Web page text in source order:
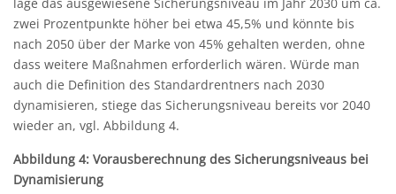
zwei Prozentpunkte höher bei etwa 45,5% und könnte bis
nach 2050 über der Marke von 45% gehalten werden, ohne
dass weitere Maßnahmen erforderlich wären. Würde man
auch die Definition des Standardrentners nach 2030
dynamisieren, stiege das Sicherungsniveau bereits vor 2040
wieder an, vgl. Abbildung 4.
Abbildung 4: Vorausberechnung des Sicherungsniveaus bei
Dynamisierung